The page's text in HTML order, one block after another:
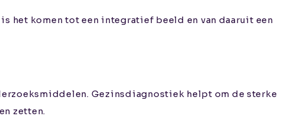
het komen tot een integratief beeld en van daaruit een
Gezinsdiagnostiek helpt om de sterke
zetten.